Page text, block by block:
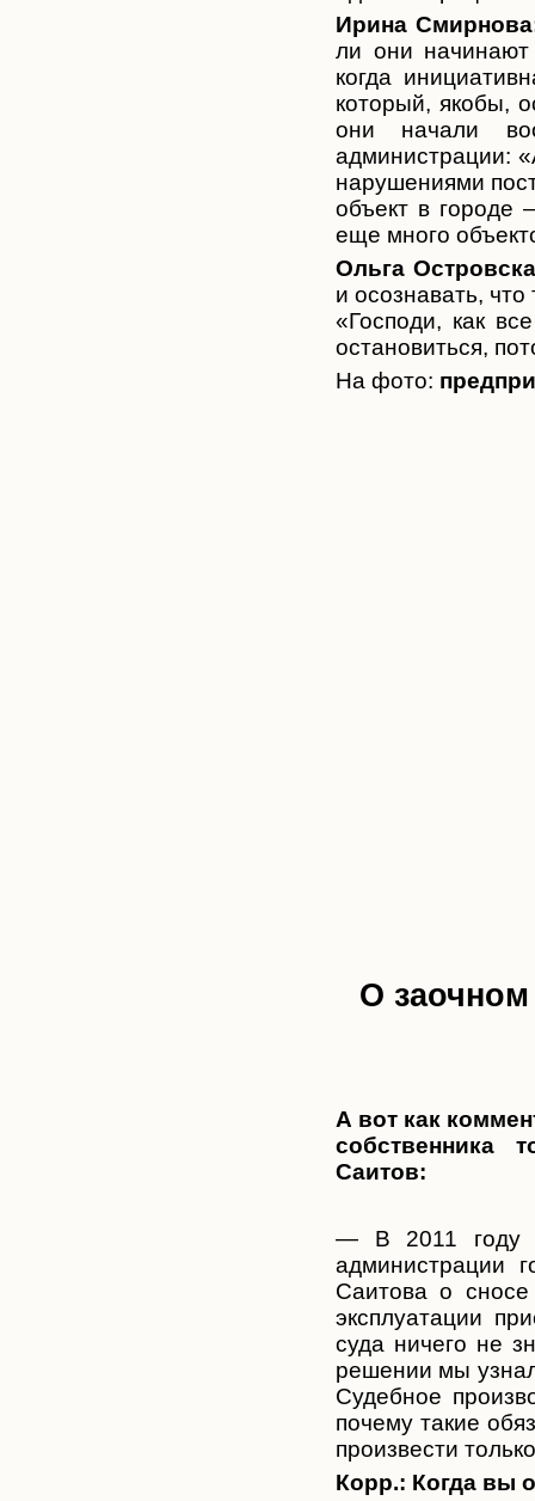
Ирина
ли они начинают
когда
который, якобы,
они начали
администрации:
нарушениями
объект в городе
еще много
Ольга
и осознавать,
«Господи, как
остановиться,
На фото:
О заочном
А вот как
собственника
Саитов:
— В 2011 году
администрации
Саитова о
эксплуатации
суда ничего не
решении мы
Судебное
почему такие
произвести
Корр.: Когда вы